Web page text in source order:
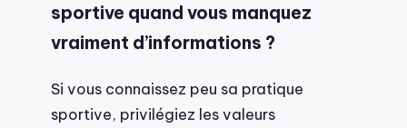
sportive quand vous manquez
vraiment d’informations ?
Si vous connaissez peu sa pratique
sportive, privilégiez les valeurs